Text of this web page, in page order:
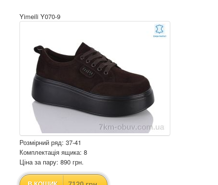
Yimeili Y070-9
Розмірний ряд: 37-41
Комплектація ящика: 8
Ціна за пару: 890 грн.